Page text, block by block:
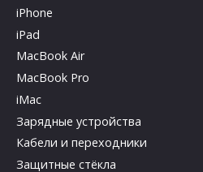
iPhone
iPad
MacBook Air
MacBook Pro
iMac
Зарядные устройства
Кабели и переходники
Защитные стёкла